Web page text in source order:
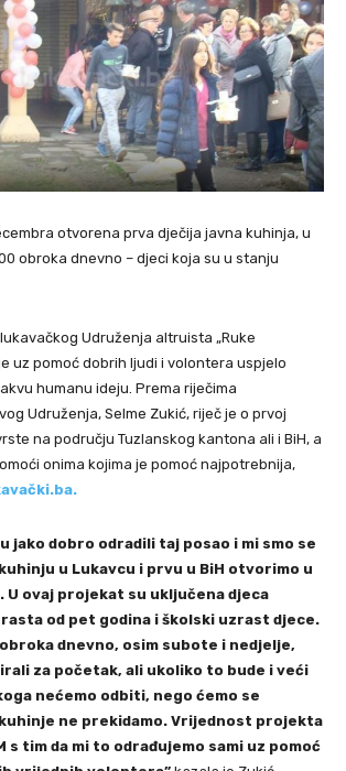
otvorena prva dječija javna kuhinja, u
obroka dnevno – djeci koja su u stanju
Udruženja altruista „Ruke
uz pomoć dobrih ljudi i volontera uspjelo
humanu ideju. Prema riječima
Udruženja, Selme Zukić, riječ je o prvoj
na području Tuzlanskog kantona ali i BiH, a
onima kojima je pomoć najpotrebnija,
jako dobro odradili taj posao i mi smo se
u Lukavcu i prvu u BiH otvorimo u
U ovaj projekat su uključena djeca
od pet godina i školski uzrast djece.
dnevno, osim subote i nedjelje,
za početak, ali ukoliko to bude i veći
nećemo odbiti, nego ćemo se
ne prekidamo. Vrijednost projekta
s tim da mi to odrađujemo sami uz pomoć